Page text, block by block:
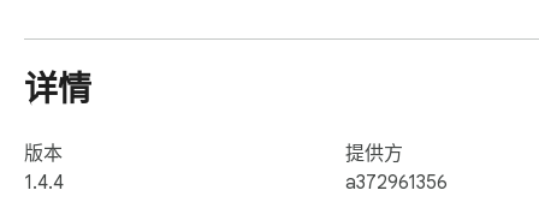
自动备份 - 可设置定时自动备份，支持启动时自动备份
导入导出 - 支持 JSON 格式的书签导入导出
合并/覆盖模式 - 灵活的恢复选项
数据清理 - 自动检测并清理已删除书签的孤立标签
🏷️ 标签管理
详情
版本
1.4.4
提供方
a372961356